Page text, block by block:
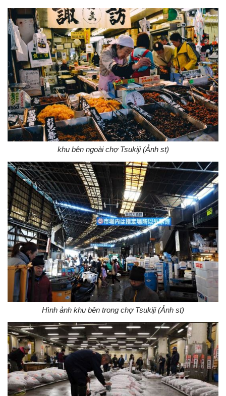
khu bên ngoài chợ Tsukiji (Ảnh st)
Hình ảnh khu bên trong chợ Tsukiji (Ảnh st)